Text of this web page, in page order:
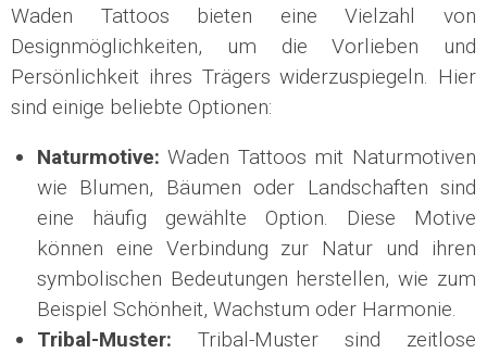
Waden Tattoos bieten eine Vielzahl von
Designmöglichkeiten, um die Vorlieben und
Persönlichkeit ihres Trägers widerzuspiegeln. Hier
sind einige beliebte Optionen:
Naturmotive: Waden Tattoos mit Naturmotiven
wie Blumen, Bäumen oder Landschaften sind
eine häufig gewählte Option. Diese Motive
können eine Verbindung zur Natur und ihren
symbolischen Bedeutungen herstellen, wie zum
Beispiel Schönheit, Wachstum oder Harmonie.
Tribal-Muster: Tribal-Muster sind zeitlose